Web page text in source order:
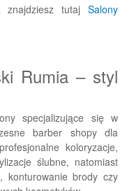
znajdziesz tutaj Salony
Rumia – styl
specjalizujące się w
barber shopy dla
koloryzacje,
ślubne, natomiast
konturowanie brody czy